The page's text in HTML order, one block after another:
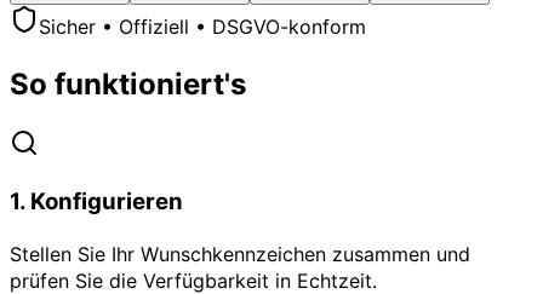
Sicher • Offiziell • DSGVO-konform
So funktioniert's
1. Konfigurieren
Stellen Sie Ihr Wunschkennzeichen zusammen und
prüfen Sie die Verfügbarkeit in Echtzeit.